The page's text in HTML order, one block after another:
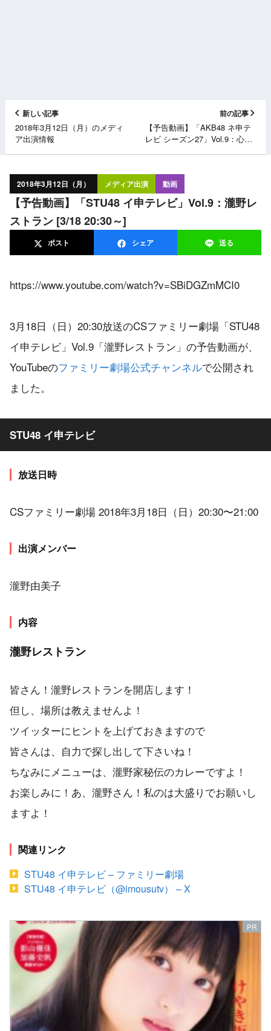
新しい記事
2018年3月12日（月）のメディ
ア出演情報
前の記事
【予告動画】「AKB48 ネ申テ
レビ シーズン27」Vol.9：心の
2018年3月12日（月） メディア出演 動画
【予告動画】「STU48 イ申テレビ」Vol.9：瀧野レ
ストラン [3/18 20:30～]
ポスト シェア 送る
https://www.youtube.com/watch?v=SBiDGZmMCI0
3月18日（日）20:30放送のCSファミリー劇場「STU48
イ申テレビ」Vol.9「瀧野レストラン」の予告動画が、
YouTubeのファミリー劇場公式チャンネルで公開され
ました。
STU48 イ申テレビ
放送日時
CSファミリー劇場 2018年3月18日（日）20:30〜21:00
出演メンバー
瀧野由美子
内容
瀧野レストラン
皆さん！瀧野レストランを開店します！
但し、場所は教えませんよ！
ツイッターにヒントを上げておきますので
皆さんは、自力で探し出して下さいね！
ちなみにメニューは、瀧野家秘伝のカレーですよ！
お楽しみに！あ、瀧野さん！私のは大盛りでお願いし
ますよ！
関連リンク
STU48 イ申テレビ – ファミリー劇場
STU48 イ申テレビ（@imousutv） – X